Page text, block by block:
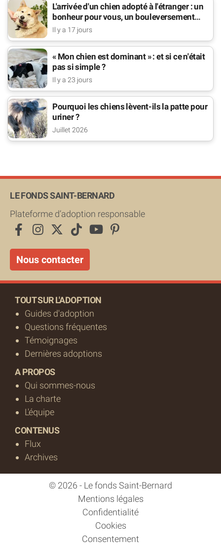
L'arrivée d'un chien adopté à l'étranger : un
bonheur pour vous, un bouleversement
pour lui
Il y a 17 jours
« Mon chien est dominant » : et si ce n'était
pas si simple ?
Il y a 23 jours
Pourquoi les chiens lèvent-ils la patte pour
uriner ?
Juillet 2026
LE FONDS SAINT-BERNARD
Plateforme d’adoption responsable
Nous contacter
TOUT SUR L'ADOPTION
Guides d'adoption
Questions fréquentes
Témoignages
Dernières adoptions
A PROPOS
Qui sommes-nous
La charte
L'équipe
CONTENUS
Flux
Archives
© 2026 - Le fonds Saint-Bernard
Mentions légales
Confidentialité
Cookies
Consentement